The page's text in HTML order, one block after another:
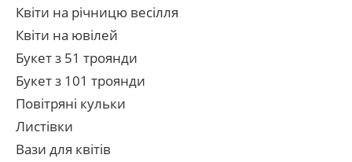
Квіти на річницю весілля
Квіти на ювілей
Букет з 51 троянди
Букет з 101 троянди
Повітряні кульки
Листівки
Вази для квітів